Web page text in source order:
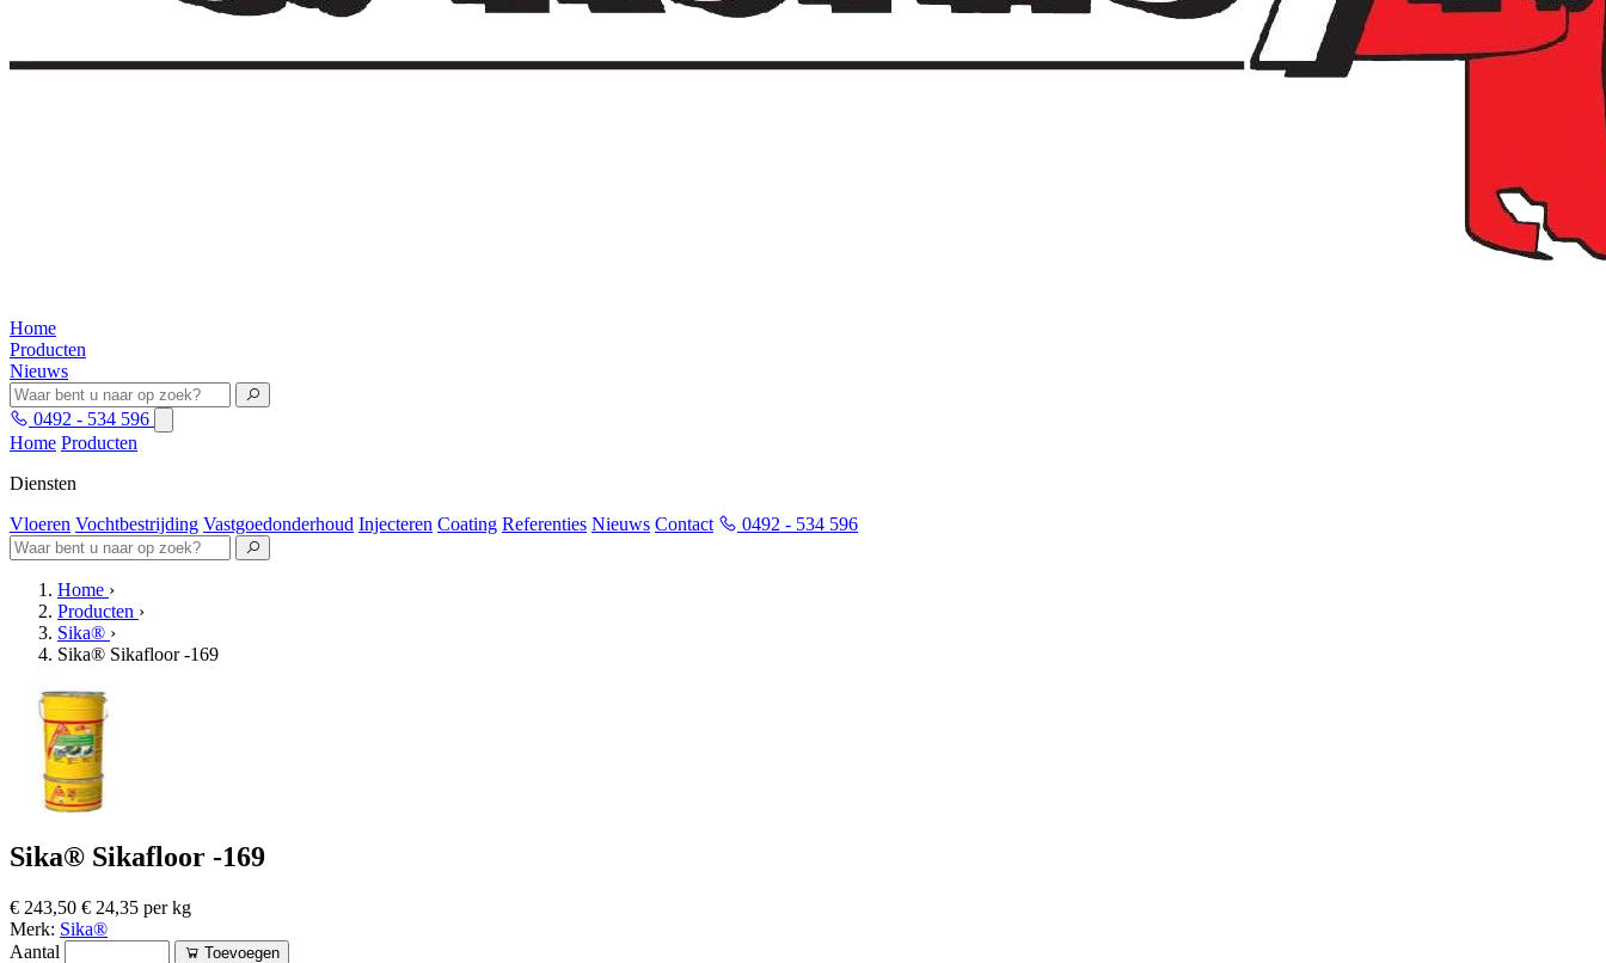
Home
Producten
Nieuws
0492 - 534 596
Home Producten
Diensten
Vloeren Vochtbestrijding Vastgoedonderhoud Injecteren Coating Referenties Nieuws Contact 0492 - 534 596
Home ›
Producten ›
Sika® ›
Sika® Sikafloor -169
Sika® Sikafloor -169
€ 243,50 € 24,35 per kg
Merk: Sika®
Aantal
Toevoegen